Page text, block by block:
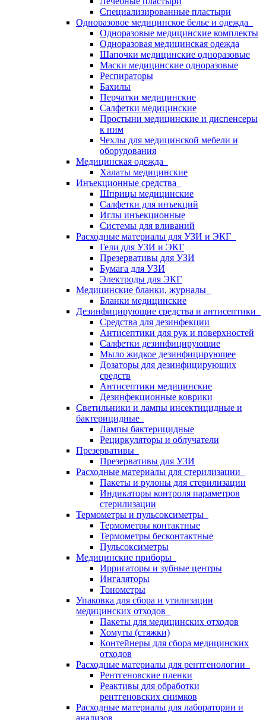
Специализированные пластыри
Одноразовое медицинское белье и одежда
Одноразовые медицинские комплекты
Одноразовая медицинская одежда
Шапочки медицинские одноразовые
Маски медицинские одноразовые
Респираторы
Бахилы
Перчатки медицинские
Салфетки медицинские
Простыни медицинские и диспенсеры
к ним
Чехлы для медицинской мебели и
оборудования
Медицинская одежда
Халаты медицинские
Инъекционные средства
Шприцы медицинские
Салфетки для инъекций
Иглы инъекционные
Системы для вливаний
Расходные материалы для УЗИ и ЭКГ
Гели для УЗИ и ЭКГ
Презервативы для УЗИ
Бумага для УЗИ
Электроды для ЭКГ
Медицинские бланки, журналы
Бланки медицинские
Дезинфицирующие средства и антисептики
Средства для дезинфекции
Антисептики для рук и поверхностей
Салфетки дезинфицирующие
Мыло жидкое дезинфицирующее
Дозаторы для дезинфицирующих
средств
Антисептики медицинские
Дезинфекционные коврики
Светильники и лампы инсектицидные и
бактерицидные
Лампы бактерицидные
Рециркуляторы и облучатели
Презервативы
Презервативы для УЗИ
Расходные материалы для стерилизации
Пакеты и рулоны для стерилизации
Индикаторы контроля параметров
стерилизации
Термометры и пульсоксиметры
Термометры контактные
Термометры бесконтактные
Пульсоксиметры
Медицинские приборы
Ирригаторы и зубные центры
Ингаляторы
Тонометры
Упаковка для сбора и утилизации
медицинских отходов
Пакеты для медицинских отходов
Хомуты (стяжки)
Контейнеры для сбора медицинских
отходов
Расходные материалы для рентгенологии
Рентгеновские пленки
Реактивы для обработки
рентгеновских снимков
Расходные материалы для лаборатории и
анализов